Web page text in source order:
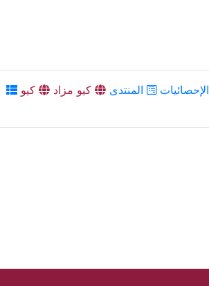
الإحصائيات المنتدى كيو مزاد
كيو